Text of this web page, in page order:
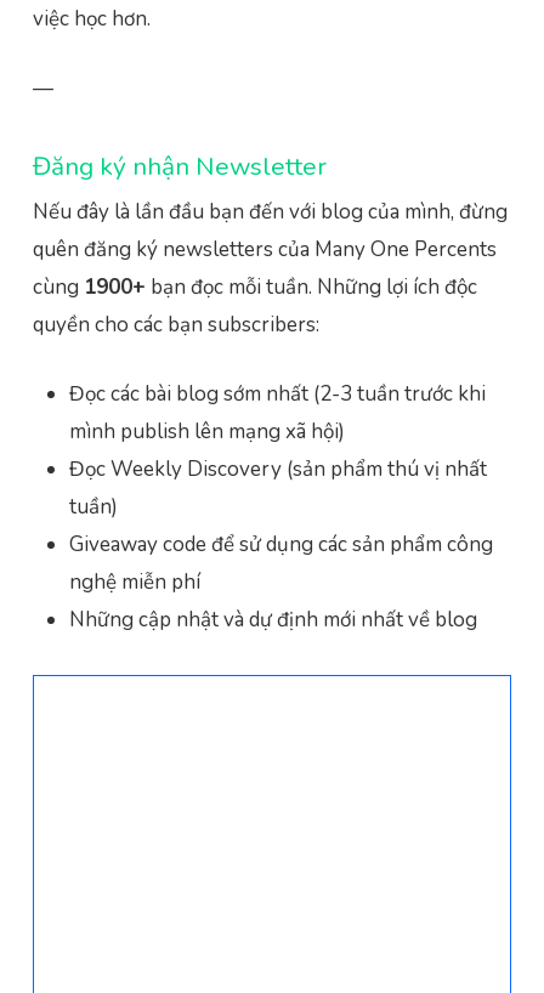
việc học hơn.
—
Đăng ký nhận Newsletter
Nếu đây là lần đầu bạn đến với blog của mình, đừng
quên đăng ký newsletters của Many One Percents
cùng 1900+ bạn đọc mỗi tuần. Những lợi ích độc
quyền cho các bạn subscribers:
Đọc các bài blog sớm nhất (2-3 tuần trước khi
mình publish lên mạng xã hội)
Đọc Weekly Discovery (sản phẩm thú vị nhất
tuần)
Giveaway code để sử dụng các sản phẩm công
nghệ miễn phí
Những cập nhật và dự định mới nhất về blog